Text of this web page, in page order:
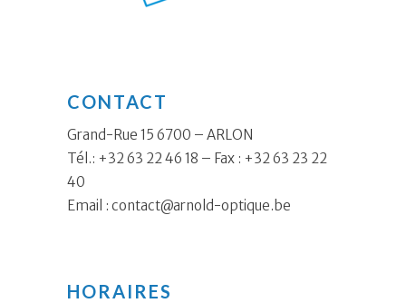
CONTACT
Grand-Rue 15 6700 – ARLON
Tél.: +32 63 22 46 18 – Fax : +32 63 23 22
40
Email : contact@arnold-optique.be
HORAIRES